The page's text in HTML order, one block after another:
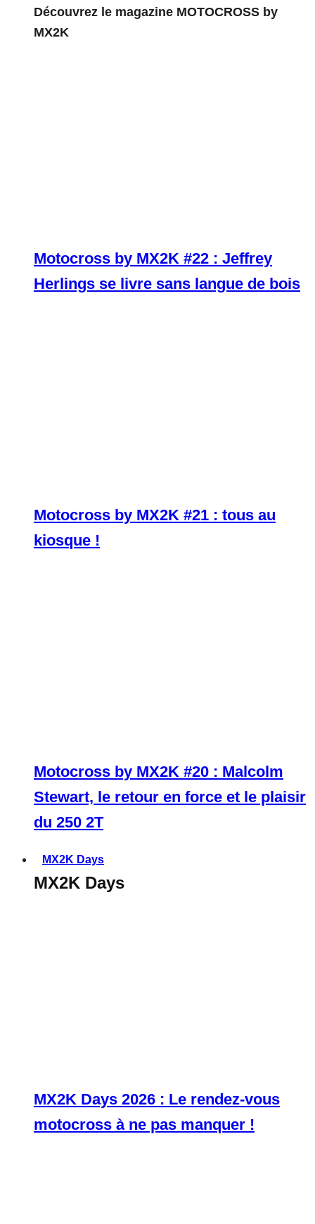
Découvrez le magazine MOTOCROSS by
MX2K
Motocross by MX2K #22 : Jeffrey
Herlings se livre sans langue de bois
Motocross by MX2K #21 : tous au
kiosque !
Motocross by MX2K #20 : Malcolm
Stewart, le retour en force et le plaisir
du 250 2T
MX2K Days
MX2K Days
MX2K Days 2026 : Le rendez-vous
motocross à ne pas manquer !